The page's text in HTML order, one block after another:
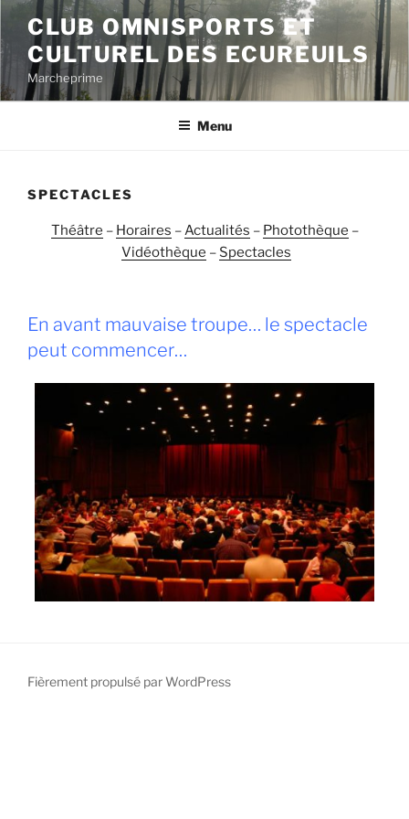
Aller
contenu
principal
CLUB OMNISPORTS ET
CULTUREL DES ECUREUILS
Marcheprime
Menu
SPECTACLES
Théâtre – Horaires –Actualités – Photothèque –
Vidéothèque – Spectacles
En avant mauvaise troupe… le spectacle
peut commencer…
Fièrement propulsé par WordPress